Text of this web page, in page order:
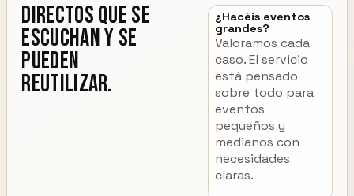
Directos que se
escuchan y se
pueden
reutilizar.
¿Hacéis eventos
grandes?
Valoramos cada
caso. El servicio
está pensado
sobre todo para
eventos
pequeños y
medianos con
necesidades
claras.